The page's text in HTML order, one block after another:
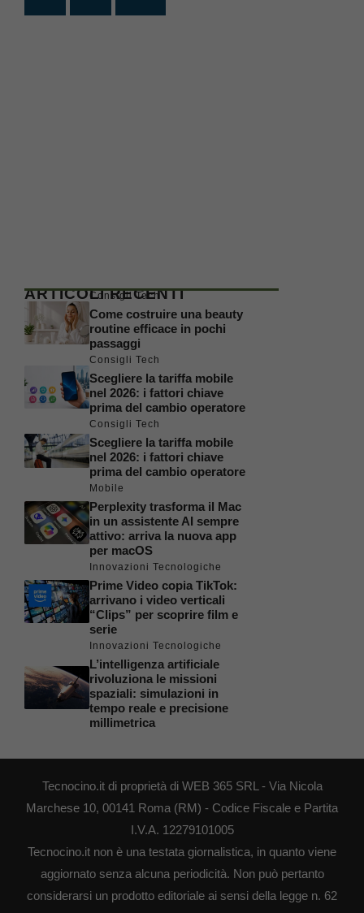
ARTICOLI RECENTI
Consigli Tech
Come costruire una beauty
routine efficace in pochi
passaggi
Consigli Tech
Scegliere la tariffa mobile
nel 2026: i fattori chiave
prima del cambio operatore
Consigli Tech
Scegliere la tariffa mobile
nel 2026: i fattori chiave
prima del cambio operatore
Mobile
Perplexity trasforma il Mac
in un assistente AI sempre
attivo: arriva la nuova app
per macOS
Innovazioni Tecnologiche
Prime Video copia TikTok:
arrivano i video verticali
“Clips” per scoprire film e
serie
Innovazioni Tecnologiche
L’intelligenza artificiale
rivoluziona le missioni
spaziali: simulazioni in
tempo reale e precisione
millimetrica
Tecnocino.it di proprietà di WEB 365 SRL - Via Nicola
Marchese 10, 00141 Roma (RM) - Codice Fiscale e Partita
I.V.A. 12279101005
Tecnocino.it non è una testata giornalistica, in quanto viene
aggiornato senza alcuna periodicità. Non può pertanto
considerarsi un prodotto editoriale ai sensi della legge n. 62